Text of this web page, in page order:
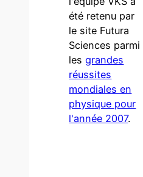
été retenu par
le site Futura
Sciences parmi
lesgrandes
réussites
mondiales en
physique pour
l'année 2007.